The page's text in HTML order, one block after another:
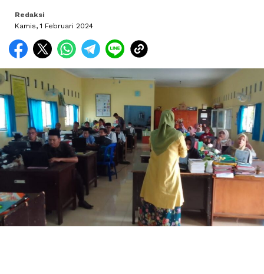
Redaksi
Kamis, 1 Februari 2024